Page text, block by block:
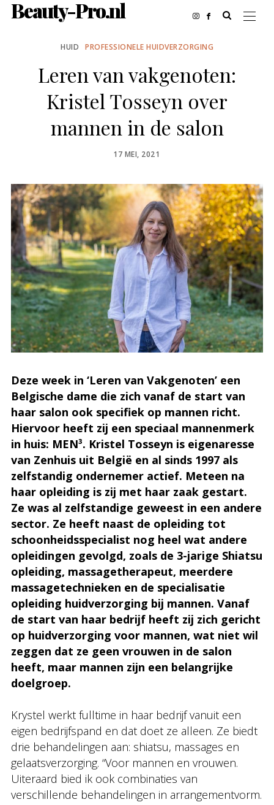
Beauty-Pro.nl
HUID PROFESSIONELE HUIDVERZORGING
Leren van vakgenoten:
Kristel Tosseyn over
mannen in de salon
POSTED
17 MEI, 2021
Deze week in ‘Leren van Vakgenoten’ een
Belgische dame die zich vanaf de start van
haar salon ook specifiek op mannen richt.
Hiervoor heeft zij een speciaal mannenmerk
in huis: MEN³. Kristel Tosseyn is eigenaresse
van Zenhuis uit België en al sinds 1997 als
zelfstandig ondernemer actief. Meteen na
haar opleiding is zij met haar zaak gestart.
Ze was al zelfstandige geweest in een andere
sector. Ze heeft naast de opleiding tot
schoonheidsspecialist nog heel wat andere
opleidingen gevolgd, zoals de 3-jarige Shiatsu
opleiding, massagetherapeut, meerdere
massagetechnieken en de specialisatie
opleiding huidverzorging bij mannen. Vanaf
de start van haar bedrijf heeft zij zich gericht
op huidverzorging voor mannen, wat niet wil
zeggen dat ze geen vrouwen in de salon
heeft, maar mannen zijn een belangrijke
doelgroep.
Krystel werkt fulltime in haar bedrijf vanuit een
eigen bedrijfspand en dat doet ze alleen. Ze biedt
drie behandelingen aan: shiatsu, massages en
gelaatsverzorging. “Voor mannen en vrouwen.
Uiteraard bied ik ook combinaties van
verschillende behandelingen in arrangementvorm.